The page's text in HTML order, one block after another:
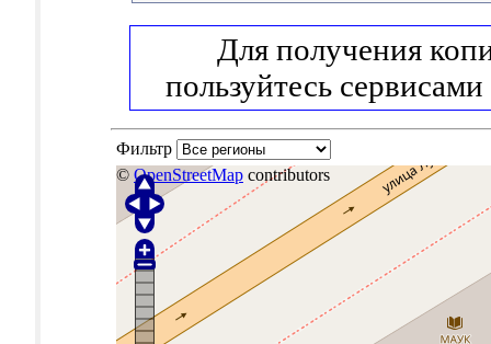
Для получения
пользуйтесь сервисами
Фильтр
© OpenStreetMap contributors